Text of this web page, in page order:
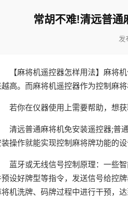
常胡不难!清远普通
发
【麻将机遥控器怎样用法】麻将
越高。而麻将机遥控器作为控制麻
若你在仪器使用上需要帮助，想
清远普通麻将机免安装遥控器;普
装操作就能实现控制麻将牌功能的设
蓝牙或无线信号控制原理：一些
设好牌型等指令，发送信号给控
机洗牌、码牌过程中进行干预，达